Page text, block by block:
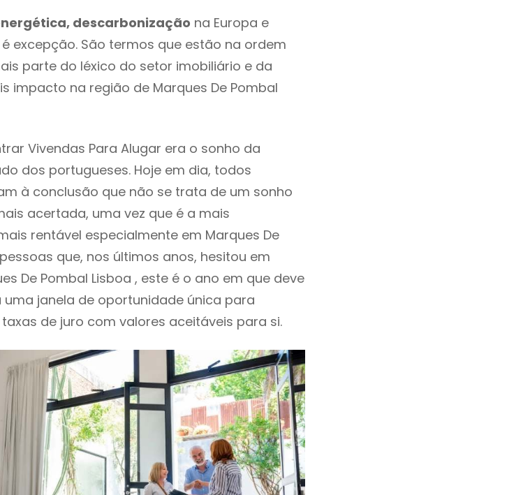
descarbonização na Europa e
excepção. São termos que estão na ordem
parte do léxico do setor imobiliário e da
impacto na região de Marques De Pombal
Vivendas Para Alugar era o sonho da
dos portugueses. Hoje em dia, todos
à conclusão que não se trata de um sonho
acertada, uma vez que é a mais
rentável especialmente em Marques De
que, nos últimos anos, hesitou em
De Pombal Lisboa , este é o ano em que deve
janela de oportunidade única para
de juro com valores aceitáveis para si.